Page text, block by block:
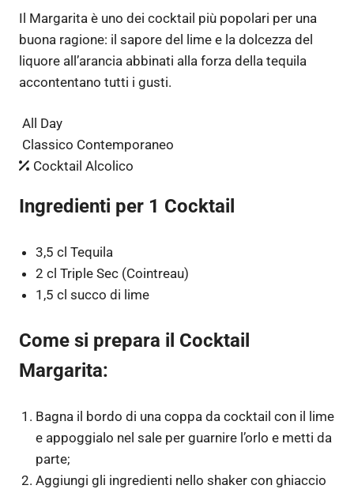
Il Margarita è uno dei cocktail più popolari per una
buona ragione: il sapore del lime e la dolcezza del
liquore all’arancia abbinati alla forza della tequila
accontentano tutti i gusti.
All Day
Classico Contemporaneo
Cocktail Alcolico
Ingredienti per 1 Cocktail
3,5 cl Tequila
2 cl Triple Sec (Cointreau)
1,5 cl succo di lime
Come si prepara il Cocktail
Margarita:
Bagna il bordo di una coppa da cocktail con il lime
e appoggialo nel sale per guarnire l’orlo e metti da
parte;
Aggiungi gli ingredienti nello shaker con ghiaccio